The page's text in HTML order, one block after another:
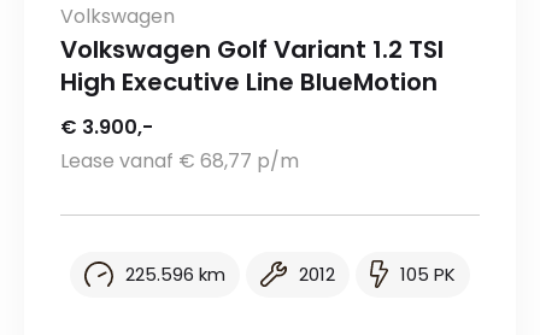
Volkswagen
Volkswagen Golf Variant 1.2 TSI
High Executive Line BlueMotion
€ 3.900,-
Lease vanaf € 68,77 p/m
225.596 km 2012 105 PK